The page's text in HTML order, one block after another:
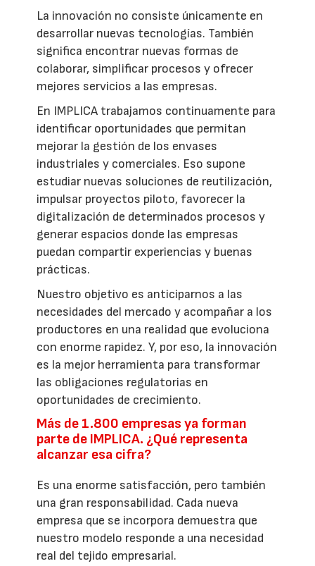
La innovación no consiste únicamente en
desarrollar nuevas tecnologías. También
significa encontrar nuevas formas de
colaborar, simplificar procesos y ofrecer
mejores servicios a las empresas.
En IMPLICA trabajamos continuamente para
identificar oportunidades que permitan
mejorar la gestión de los envases
industriales y comerciales. Eso supone
estudiar nuevas soluciones de reutilización,
impulsar proyectos piloto, favorecer la
digitalización de determinados procesos y
generar espacios donde las empresas
puedan compartir experiencias y buenas
prácticas.
Nuestro objetivo es anticiparnos a las
necesidades del mercado y acompañar a los
productores en una realidad que evoluciona
con enorme rapidez. Y, por eso, la innovación
es la mejor herramienta para transformar
las obligaciones regulatorias en
oportunidades de crecimiento.
Más de 1.800 empresas ya forman
parte de IMPLICA. ¿Qué representa
alcanzar esa cifra?
Es una enorme satisfacción, pero también
una gran responsabilidad. Cada nueva
empresa que se incorpora demuestra que
nuestro modelo responde a una necesidad
real del tejido empresarial.